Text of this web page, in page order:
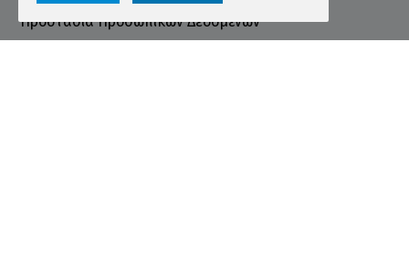
Προστασία Προσωπικών Δεδομένων